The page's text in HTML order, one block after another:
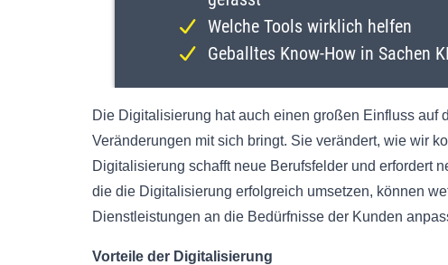
Die Digitalisierung hat auch einen großen Einfluss auf
Veränderungen mit sich bringt. Sie verändert, wie wir
Digitalisierung schafft neue Berufsfelder und erfordert
die die Digitalisierung erfolgreich umsetzen, können
Dienstleistungen an die Bedürfnisse der Kunden
Vorteile der Digitalisierung